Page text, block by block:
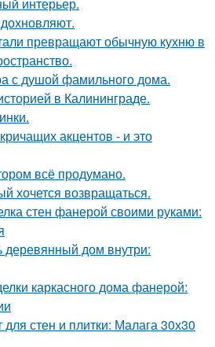
интерьер.
превращают обычную кухню в
с душой фамильного дома.
в Калининграде.
акцентов - и это
всё продумано.
хочется возвращаться.
стен фанерой своими руками:
дом внутри:
каркасного дома фанерой:
стен и плитки: Малага 30х30